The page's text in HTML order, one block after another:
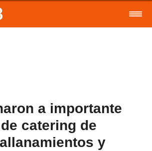
a importante
catering de
y